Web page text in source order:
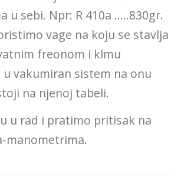
u sebi. Npr: R 410a …..830gr.
vage na koju se stavlja
freonom i klmu
vakumiran sistem na onu
na njenoj tabeli.
u rad i pratimo pritisak na
manometrima.